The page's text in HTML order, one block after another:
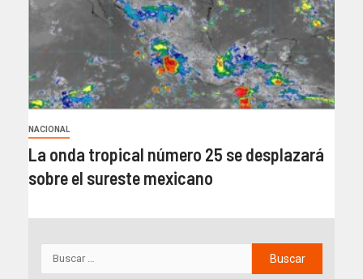
NACIONAL
La onda tropical número 25 se desplazará
sobre el sureste mexicano